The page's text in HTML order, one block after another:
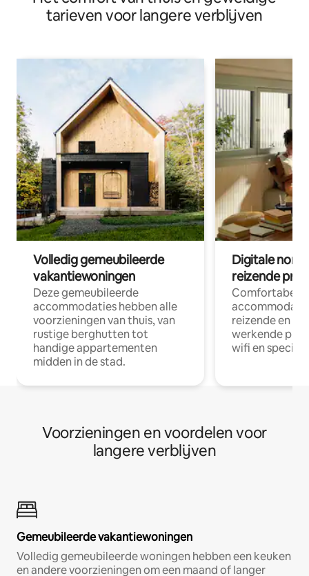
tarieven voor langere verblijven
Volledig gemeubileerde
vakantiewoningen
Deze gemeubileerde
accommodaties hebben alle
voorzieningen van thuis, van
rustige berghutten tot
handige appartementen
midden in de stad.
Digitale
reizende
Comfortabele
reizende en
werkende
wifi en
Voorzieningen en voordelen voor
langere verblijven
Gemeubileerde vakantiewoningen
Volledig gemeubileerde woningen hebben een keuken
en andere voorzieningen om een maand of langer